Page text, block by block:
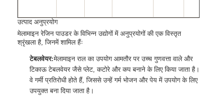
उत्पाद अनुप्रयोग
मेलामाइन रेजिन पाउडर के विभिन्न उद्योगों में अनुप्रयोगों की एक विस्तृत
श्रृंखला है, जिनमें शामिल हैंः
टेबलवेयर:मेलामाइन राल का उपयोग आमतौर पर उच्च गुणवत्ता वाले और
टिकाऊ टेबलवेयर जैसे प्लेट, कटोरे और कप बनाने के लिए किया जाता है।
वे गर्मी प्रतिरोधी होते हैं, जिससे उन्हें गर्म भोजन और पेय में उपयोग के लिए
उपयुक्त बना दिया जाता है।